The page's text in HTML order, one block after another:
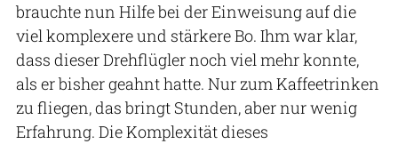
brauchte nun Hilfe bei der Einweisung auf die
viel komplexere und stärkere Bo. Ihm war klar,
dass dieser Drehflügler noch viel mehr konnte,
als er bisher geahnt hatte. Nur zum Kaffeetrinken
zu fliegen, das bringt Stunden, aber nur wenig
Erfahrung. Die Komplexität dieses